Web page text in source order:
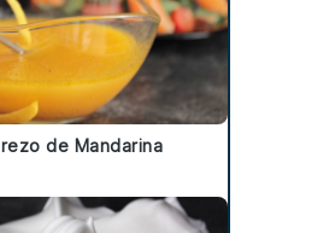
de Mandarina